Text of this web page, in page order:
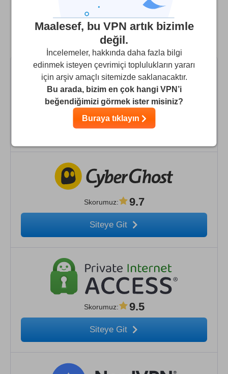
SPL VPN'yı en iyi alternatif VPN'lerle
karşılaştırın
Skorumuz: 9.9
Siteye Git
Skorumuz: 9.7
Siteye Git
Skorumuz: 9.5
Siteye Git
Maalesef, bu VPN artık bizimle
değil.
İncelemeler, hakkında daha fazla bilgi
edinmek isteyen çevrimiçi toplulukların yararı
için arşiv amaçlı sitemizde saklanacaktır.
Bu arada, bizim en çok hangi VPN’i
beğendiğimizi görmek ister misiniz?
Buraya tıklayın